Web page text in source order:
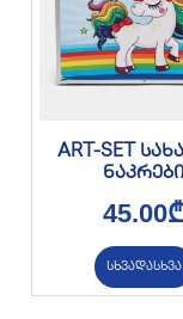
ART-SET
ნაკრები
45.00₾
სხვადასხვა